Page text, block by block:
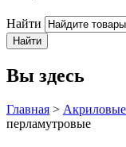
Найти
Вы здесь
Главная >
перламутровые